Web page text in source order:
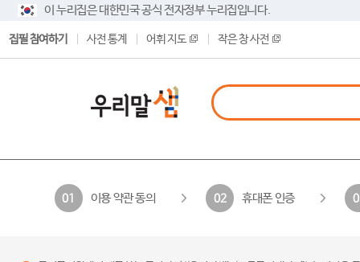
이 누리집은 대한민국 공식 전자정부 누리집입니다.
집필 참여하기 사전 통계 어휘 지도 작은 창 사전
01 이용 약관 동의 02 휴대폰 인증